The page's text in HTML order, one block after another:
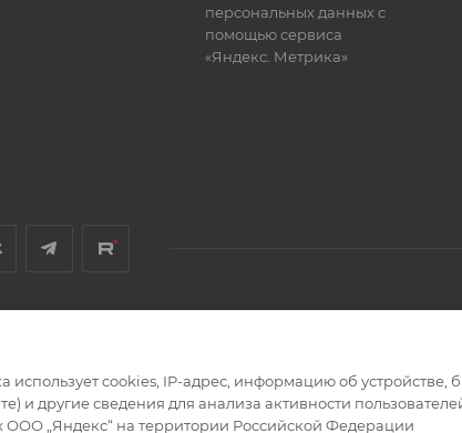
персональных данных с
помощью сервиса
«Яндекс. Метрика»
информационный характер и не является публичной
использует cookies, IP-адрес, информацию об устройстве,
и другие сведения для анализа активности
ООО „Яндекс“ на территории Российской Федерации